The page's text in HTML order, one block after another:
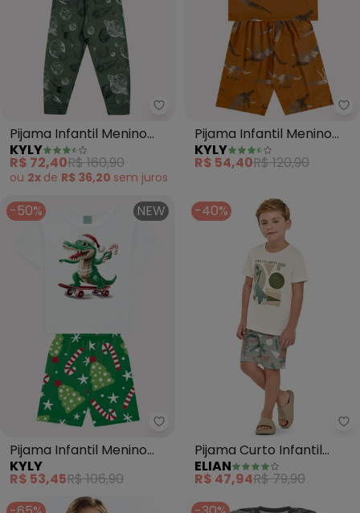
Kyly - Pijama Infantil Menino
Pijama Infantil Menino
Brilha no Escuro (Branco)
KYLY
R$ 72,40R$ 160,90
ou 2x de R$ 36,20 sem juros
Pijama Infantil Menino
Dinossauro (Marrom)
KYLY
R$ 54,40R$ 120,90
-50% NEW
Kyly - Pijama Infantil Menino
Pijama Infantil Menino
Natal (Branco)
KYLY
R$ 53,45R$ 106,90
-40%
Pijama Curto Infantil
Menino Dino (Bege)
ELIAN
R$ 47,94R$ 79,90